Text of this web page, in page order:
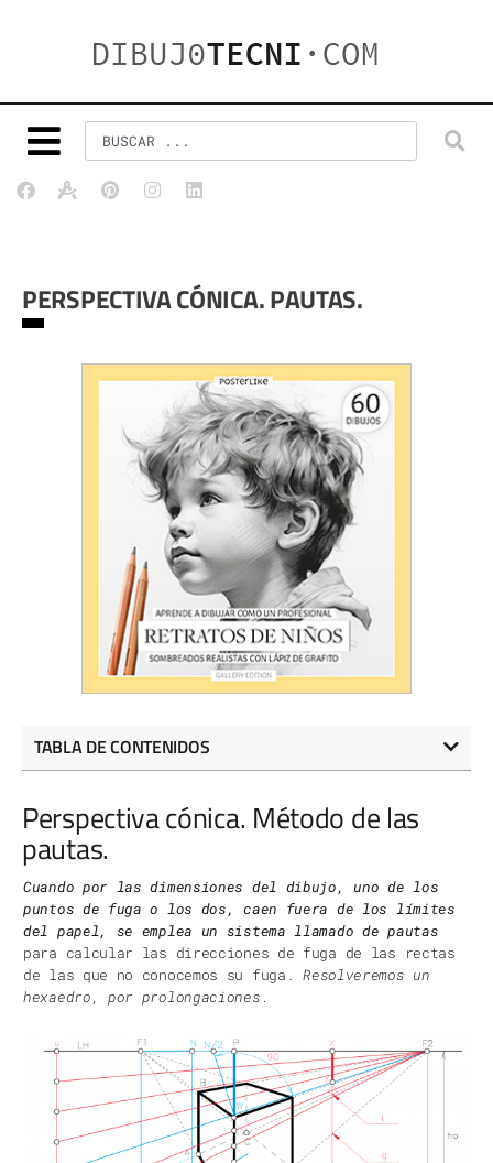
PERSPECTIVA CÓNICA. PAUTAS.
TABLA DE CONTENIDOS
Perspectiva cónica. Método de las
pautas.
Cuando por las dimensiones del dibujo, uno de los
puntos de fuga o los dos, caen fuera de los límites
del papel, se emplea un sistema llamado de pautas
para calcular las direcciones de fuga de las rectas
de las que no conocemos su fuga.Resolveremos un
hexaedro, por prolongaciones.